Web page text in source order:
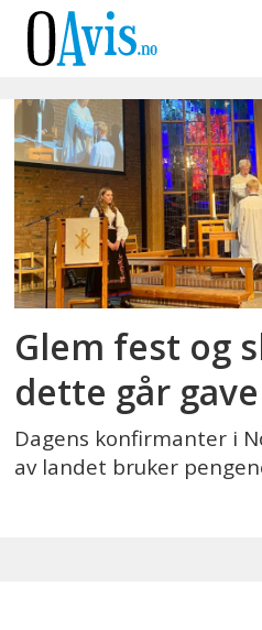
Emne:
boligsparing
Glem fest og
dette går
Dagens konfirmanter i
av landet bruker